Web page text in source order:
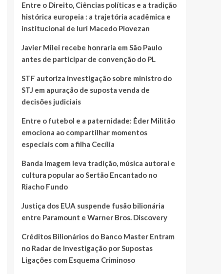
Entre o Direito, Ciências políticas e a tradição
histórica europeia : a trajetória acadêmica e
institucional de Iuri Macedo Piovezan
Javier Milei recebe honraria em São Paulo
antes de participar de convenção do PL
STF autoriza investigação sobre ministro do
STJ em apuração de suposta venda de
decisões judiciais
Entre o futebol e a paternidade: Éder Militão
emociona ao compartilhar momentos
especiais com a filha Cecília
Banda Imagem leva tradição, música autoral e
cultura popular ao Sertão Encantado no
Riacho Fundo
Justiça dos EUA suspende fusão bilionária
entre Paramount e Warner Bros. Discovery
Créditos Bilionários do Banco Master Entram
no Radar de Investigação por Supostas
Ligações com Esquema Criminoso